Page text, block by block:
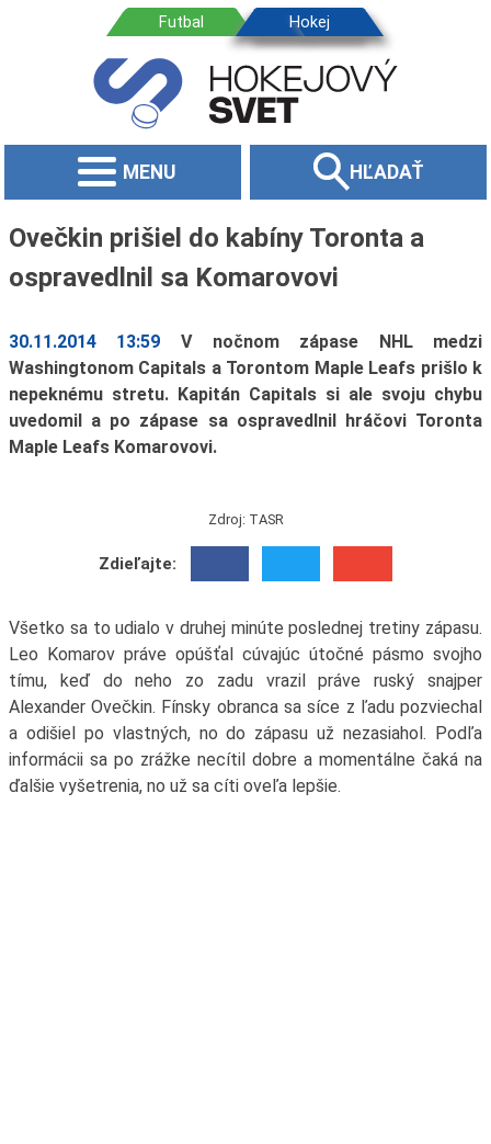
MENU HĽADAŤ
Ovečkin prišiel do kabíny Toronta a
ospravedlnil sa Komarovovi
30.11.2014 13:59
V nočnom zápase NHL medzi
Washingtonom Capitals a Torontom Maple Leafs prišlo k
nepeknému stretu. Kapitán Capitals si ale svoju chybu
uvedomil a po zápase sa ospravedlnil hráčovi Toronta
Maple Leafs Komarovovi.
Zdroj: TASR
Zdieľajte:
Všetko sa to udialo v druhej minúte poslednej tretiny zápasu.
Leo Komarov práve opúšťal cúvajúc útočné pásmo svojho
tímu, keď do neho zo zadu vrazil práve ruský snajper
Alexander Ovečkin. Fínsky obranca sa síce z ľadu pozviechal
a odišiel po vlastných, no do zápasu už nezasiahol. Podľa
informácii sa po zrážke necítil dobre a momentálne čaká na
ďalšie vyšetrenia, no už sa cíti oveľa lepšie.